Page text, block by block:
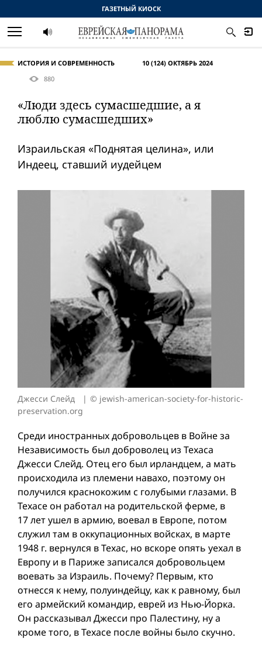
ИСТОРИЯ И СОВРЕМЕННОСТЬ
10 (124) ОКТЯБРЬ 2024
880
«Люди здесь сумасшедшие, а я
люблю сумасшедших»
Израильская «Поднятая целина», или
Индеец, ставший иудейцем
Джесси Слейд
© jewish-american-society-for-historic-
preservation.org
Среди иностранных добровольцев в Вой­не за
Независимость был доброволец из Техаса
Джесси Слейд. Отец его был ирландцем, а мать
происходила из племени навахо, поэтому он
получился краснокожим с голубыми глазами. В
Техасе он работал на родительской ферме, в
17 лет ушел в армию, воевал в Европе, потом
служил там в оккупационных войсках, в марте
1948 г. вернулся в Техас, но вскоре опять уехал в
Европу и в Париже записался добровольцем
воевать за Израиль. Почему? Первым, кто
отнесся к нему, полуиндейцу, как к равному, был
его армейский командир, еврей из Нью-Йорка.
Он рассказывал Джесси про Палестину, ну а
кроме того, в Техасе после вой­ны было скучно.
ГАЗЕТНЫЙ КИОСК